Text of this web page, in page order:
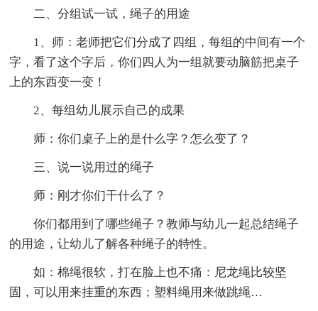
二、分组试一试，绳子的用途
1、师：老师把它们分成了四组，每组的中间有一个
字，看了这个字后，你们四人为一组就要动脑筋把桌子
上的东西变一变！
2、每组幼儿展示自己的成果
师：你们桌子上的是什么字？怎么变了？
三、说一说用过的绳子
师：刚才你们干什么了？
你们都用到了哪些绳子？教师与幼儿一起总结绳子
的用途，让幼儿了解各种绳子的特性。
如：棉绳很软，打在脸上也不痛：尼龙绳比较坚
固，可以用来挂重的东西；塑料绳用来做跳绳…